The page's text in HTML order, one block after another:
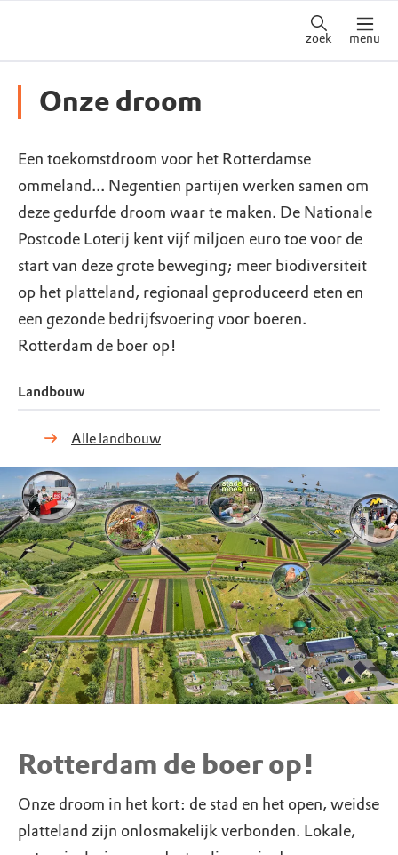
zoek menu
Onze droom
Een toekomstdroom voor het Rotterdamse
ommeland... Negentien partijen werken samen om
deze gedurfde droom waar te maken. De Nationale
Postcode Loterij kent vijf miljoen euro toe voor de
start van deze grote beweging; meer biodiversiteit
op het platteland, regionaal geproduceerd eten en
een gezonde bedrijfsvoering voor boeren.
Rotterdam de boer op!
Landbouw
Alle landbouw
Rotterdam de boer op!
Onze droom in het kort: de stad en het open, weidse
platteland zijn onlosmakelijk verbonden. Lokale,